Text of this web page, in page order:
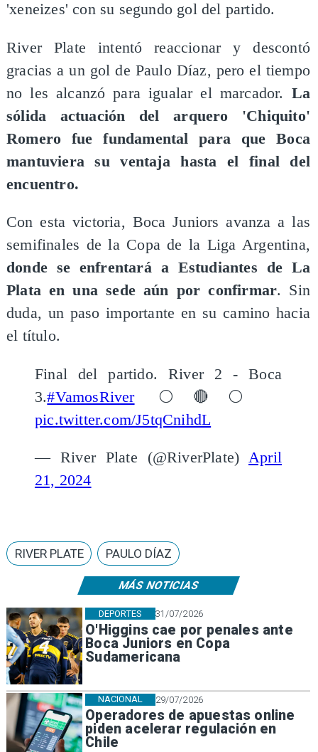
MÁS NOTICIAS
31/07/2026
O'Higgins cae por penales ante
Boca Juniors en Copa
Sudamericana
DEPORTES
29/07/2026
Operadores de apuestas online
piden acelerar regulación en
Chile
NACIONAL
'xeneizes' con su segundo gol del partido.
River Plate intentó reaccionar y descontó
gracias a un gol de Paulo Díaz, pero el tiempo
no les alcanzó para igualar el marcador. La
sólida actuación del arquero 'Chiquito'
Romero fue fundamental para que Boca
mantuviera su ventaja hasta el final del
encuentro.
Con esta victoria, Boca Juniors avanza a las
semifinales de la Copa de la Liga Argentina,
donde se enfrentará a Estudiantes de La
Plata en una sede aún por confirmar. Sin
duda, un paso importante en su camino hacia
el título.
Final del partido. River 2 - Boca
3.#VamosRiver⚪️🔴⚪️
pic.twitter.com/J5tqCnihdL
— River Plate (@RiverPlate)April
21, 2024
RIVER PLATE PAULO DÍAZ